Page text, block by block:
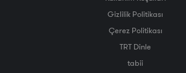
Gizlilik Politikası
Çerez Politikası
TRT Dinle
tabii